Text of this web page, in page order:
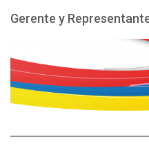
Gerente y